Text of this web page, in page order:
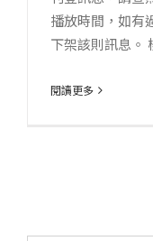
播放時間，如有
下架該則訊息。
閱讀更多